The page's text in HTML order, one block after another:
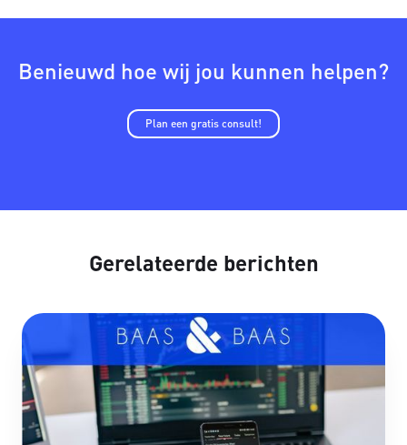
Benieuwd hoe wij jou kunnen helpen?
Plan een gratis consult!
Gerelateerde berichten